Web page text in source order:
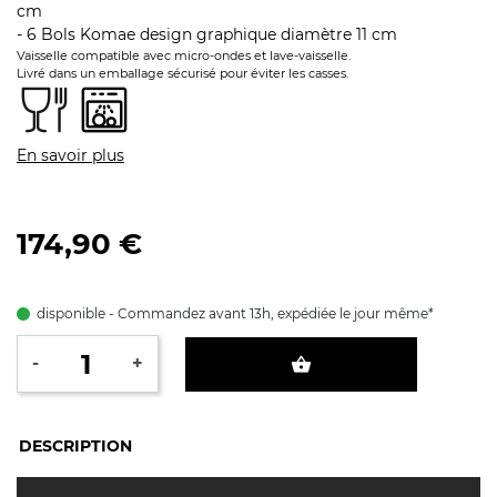
cm
- 6 Bols Komae design graphique diamètre 11 cm
Vaisselle compatible avec micro-ondes et lave-vaisselle.
Livré dans un emballage sécurisé pour éviter les casses.
En savoir plus
174,90 €
disponible - Commandez avant 13h, expédiée le jour même*
- + shopping_basket
DESCRIPTION